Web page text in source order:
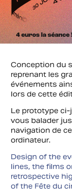
Conception du
reprenant les
événements
lors de cette
Le prototype ci-
vous balader
navigation de
ordinateur.
Design of the
lines, the films
retrospective
of the Fête du